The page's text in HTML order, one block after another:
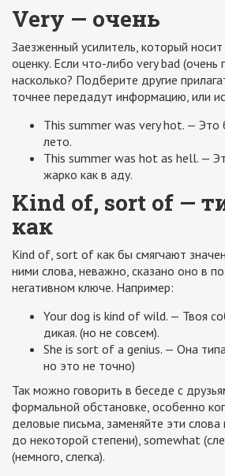
Very — очень
Заезженный усилитель, который
оценку. Если что-либо very bad (очень
насколько? Подберите другие
точнее передадут информацию, или
This summer was very hot. — Это
лето.
This summer was hot as hell. —
жарко как в аду.
Kind of, sort of —
как
Kind of, sort of как бы смягчают
ними слова, неважно, сказано оно в
негативном ключе. Например:
Your dog is kind of wild. — Твоя
дикая. (но не совсем).
She is sort of a genius. — Она
но это не точно)
Так можно говорить в беседе с
формальной обстановке, особенно
деловые письма, заменяйте эти
до некоторой степени), somewhat
(немного, слегка).